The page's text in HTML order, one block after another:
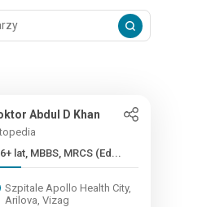
Abdul D Khan
lat, MBBS, MRCS (Ed...
Szpitale Apollo Health City,
Arilova, Vizag